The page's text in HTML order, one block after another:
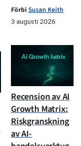
Förbi Susan Keith
3 augusti 2026
Recension av AI
Growth Matrix:
Riskgranskning
av AI-